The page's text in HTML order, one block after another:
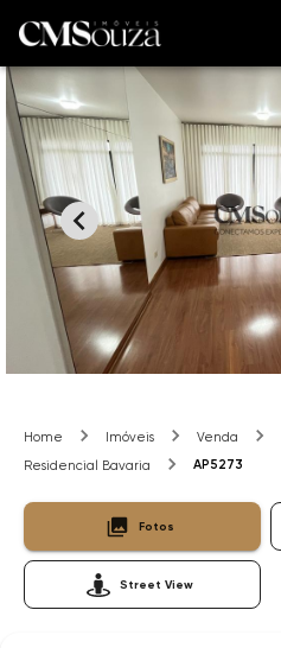
Home Imóveis Venda
Residencial Bavaria
AP5273
Fotos
Street View